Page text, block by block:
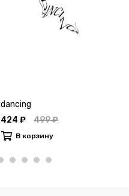
dancing
424 ₽
499 ₽
В корзину